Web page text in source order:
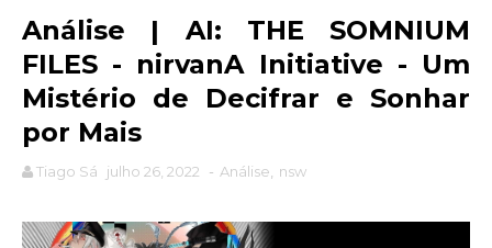
Análise | AI: THE SOMNIUM
FILES - nirvanA Initiative - Um
Mistério de Decifrar e Sonhar
por Mais
Tiago Sá julho 26, 2022 - Análise nsw